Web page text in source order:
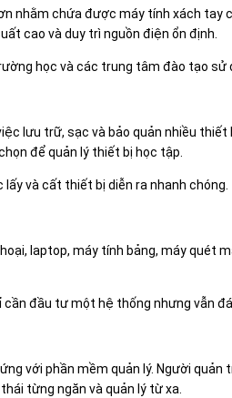
nhằm chứa được máy tính xách tay
cao và duy trì nguồn điện ổn định.
học và các trung tâm đào tạo sử
lưu trữ, sạc và bảo quản nhiều thiết
để quản lý thiết bị học tập.
và cất thiết bị diễn ra nhanh chóng.
laptop, máy tính bảng, máy quét
đầu tư một hệ thống nhưng vẫn
với phần mềm quản lý. Người quản
từng ngăn và quản lý từ xa.